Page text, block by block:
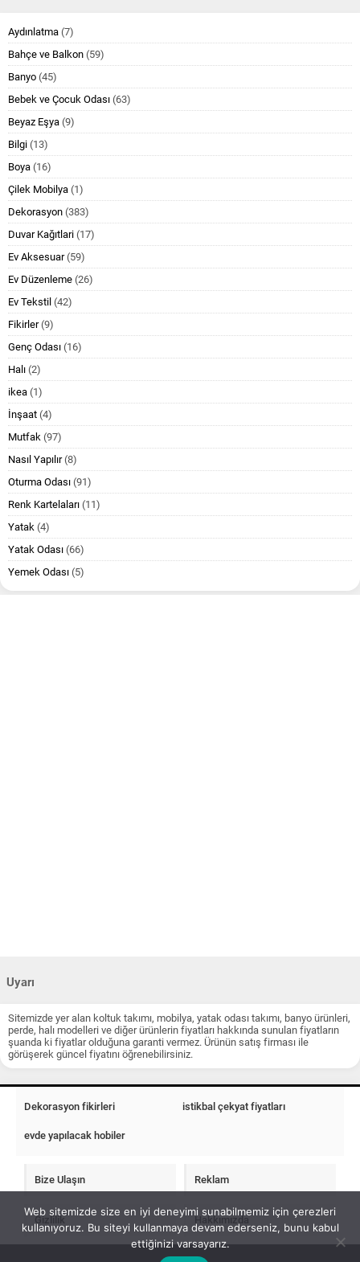
Aydınlatma (7)
Bahçe ve Balkon (59)
Banyo (45)
Bebek ve Çocuk Odası (63)
Beyaz Eşya (9)
Bilgi (13)
Boya (16)
Çilek Mobilya (1)
Dekorasyon (383)
Duvar Kağıtlari (17)
Ev Aksesuar(59)
Ev Düzenleme (26)
Ev Tekstil (42)
Fikirler(9)
Genç Odası (16)
Halı (2)
ikea (1)
İnşaat (4)
Mutfak (97)
Nasıl Yapılır(8)
Oturma Odası (91)
Renk Kartelaları (11)
Yatak (4)
Yatak Odası (66)
Yemek Odası (5)
Uyarı
Sitemizde yer alan koltuk takımı, mobilya, yatak odası takımı, banyo ürünleri,
perde, halı modelleri ve diğer ürünlerin fiyatları hakkında sunulan fiyatların
şuanda ki fiyatlar olduğuna garanti vermez. Ürünün satış firması ile
görüşerek güncel fiyatını öğrenebilirsiniz.
Dekorasyon fikirleri istikbal çekyat fiyatları
evde yapılacak hobiler
Bize Ulaşın Reklam
Gizlilik Hakkımızda
Web sitemizde size en iyi deneyimi sunabilmemiz için çerezleri
kullanıyoruz. Bu siteyi kullanmaya devam ederseniz, bunu kabul
ettiğinizi varsayarız.